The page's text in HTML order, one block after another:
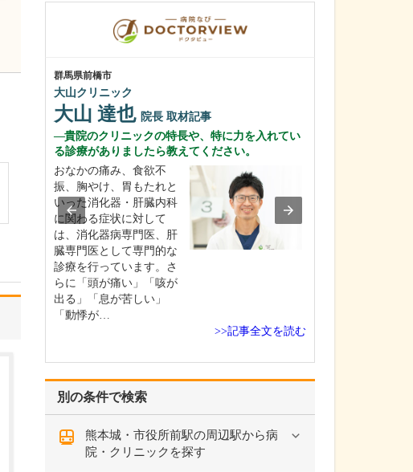
別の条件で検索
熊本城・市役所前駅の周辺駅から病
院・クリニックを探す
群馬県前橋市
大山クリニック
大山 達也 院長 取材記事
貴院のクリニックの特長や、特に力を入れてい
る診療がありましたら教えてください。
おなかの痛み、食欲不
振、胸やけ、胃もたれと
いった消化器・肝臓内科
に関わる症状に対して
は、消化器病専門医、肝
臓専門医として専門的な
診療を行っています。さ
らに「頭が痛い」「咳が
出る」「息が苦しい」
「動悸が…
>>記事全文を読む